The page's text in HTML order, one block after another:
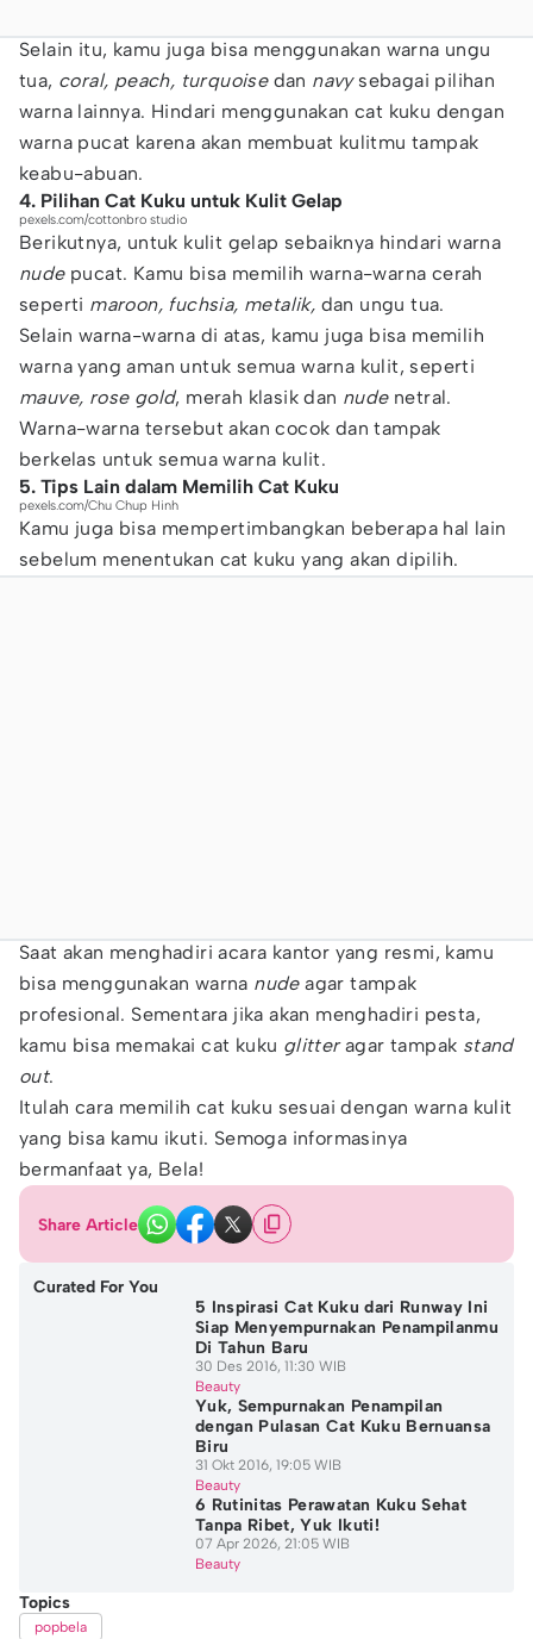
Selain itu, kamu juga bisa menggunakan warna ungu
tua, coral, peach, turquoisedan navysebagai pilihan
warna lainnya. Hindari menggunakan cat kuku dengan
warna pucat karena akan membuat kulitmu tampak
keabu-abuan.
4. Pilihan Cat Kuku untuk Kulit Gelap
pexels.com/cottonbro studio
Berikutnya, untuk kulit gelap sebaiknya hindari warna
nudepucat. Kamu bisa memilih warna-warna cerah
seperti maroon, fuchsia, metalik, dan ungu tua.
Selain warna-warna di atas, kamu juga bisa memilih
warna yang aman untuk semua warna kulit, seperti
mauve, rose gold, merah klasik dan nudenetral.
Warna-warna tersebut akan cocok dan tampak
berkelas untuk semua warna kulit.
5. Tips Lain dalam Memilih Cat Kuku
pexels.com/Chu Chup Hinh
Kamu juga bisa mempertimbangkan beberapa hal lain
sebelum menentukan cat kuku yang akan dipilih.
Saat akan menghadiri acara kantor yang resmi, kamu
bisa menggunakan warna nudeagar tampak
profesional. Sementara jika akan menghadiri pesta,
kamu bisa memakai cat kuku glitteragar tampak stand
out.
Itulah cara memilih cat kuku sesuai dengan warna kulit
yang bisa kamu ikuti. Semoga informasinya
bermanfaat ya, Bela!
Share Article
Curated For You
5 Inspirasi Cat Kuku dari Runway Ini
Siap Menyempurnakan Penampilanmu
Di Tahun Baru
30 Des 2016, 11:30 WIB
Beauty
Yuk, Sempurnakan Penampilan
dengan Pulasan Cat Kuku Bernuansa
Biru
31 Okt 2016, 19:05 WIB
Beauty
6 Rutinitas Perawatan Kuku Sehat
Tanpa Ribet, Yuk Ikuti!
07 Apr 2026, 21:05 WIB
Beauty
Topics
popbela